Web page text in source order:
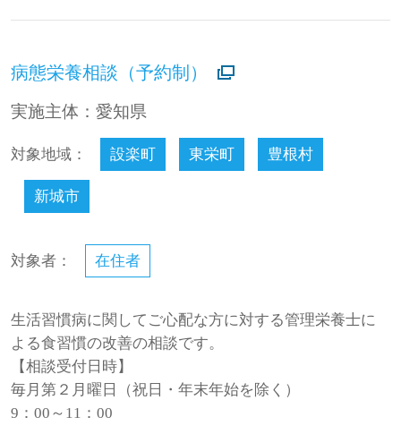
病態栄養相談（予約制）
実施主体：愛知県
対象地域： 設楽町 東栄町 豊根村
新城市
対象者： 在住者
生活習慣病に関してご心配な方に対する管理栄養士に
よる食習慣の改善の相談です。
【相談受付日時】
毎月第２月曜日（祝日・年末年始を除く）
9：00～11：00